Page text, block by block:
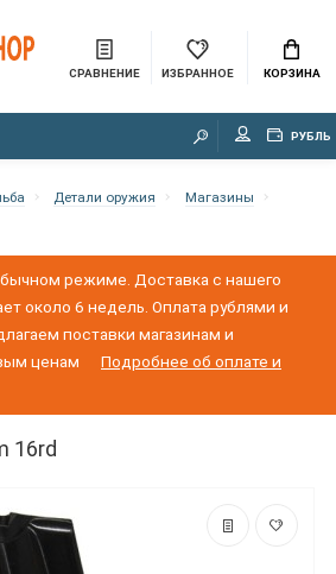
СРАВНЕНИЕ ИЗБРАННОЕ КОРЗИНА
РУБЛЬ
Детали оружия
Магазины
режиме. Доставка с нашего
около 6 недель. Оплата рублями и
поставки магазинам и
ценам
Подробнее об оплате и
16rd